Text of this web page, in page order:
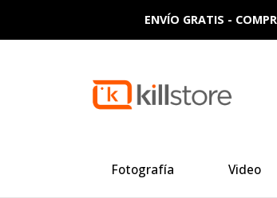
Fotografía Video
ENVÍO GRATIS -